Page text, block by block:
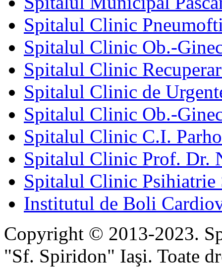
Spitalul Clinic
Spitalul Clinic Ob.-
Spitalul Clinic
Spitalul Clinic de
Spitalul Clinic Ob.-
Spitalul Clinic C.I.
Spitalul Clinic Prof. Dr.
Spitalul Clinic Psihiatrie
Institutul de Boli
Copyright © 2013-2023.
"Sf. Spiridon" Iaşi. Toate